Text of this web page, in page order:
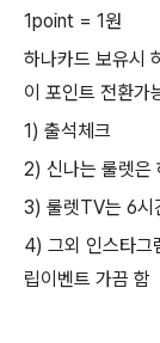
1point = 1원
하나카드 보유시
이 포인트 전환가
1) 출석체크
2) 신나는 룰렛은
3) 룰렛TV는 6시
4) 그외 인스타그
립이벤트 가끔 함